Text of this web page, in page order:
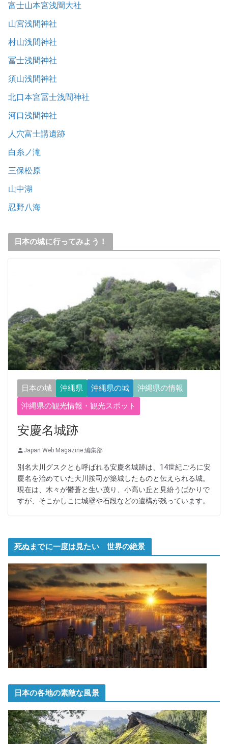
富士山本宮浅間大社
山宮浅間神社
村山浅間神社
冨士浅間神社
須山浅間神社
北口本宮冨士浅間神社
河口浅間神社
人穴富士講遺跡
白糸ノ滝
三保松原
山中湖
忍野八海
日本の城に行ってみよう！
日本の城 沖縄県 沖縄県の城
沖縄県の情報
沖縄県の観光情報・観光スポット
安慶名城跡
Japan Web Magazine 編集部
別名大川グスクとも呼ばれる安慶名城跡は、14世紀ごろに安
慶名を治めていた大川按司が築城したものと伝えられる城。
現在は、木々が鬱蒼と生い茂り、小高い丘と見紛うばかりで
すが、そこかしこに城壁や石段などの遺構が残っています。
死ぬまでに一度は見たい 世界の絶景
日本の各地の素敵な風景